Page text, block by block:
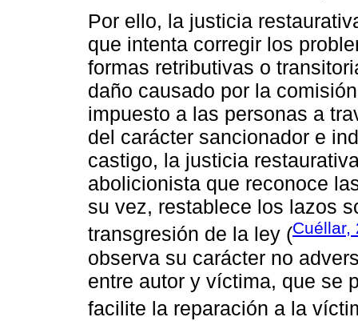
Por ello, la justicia
que intenta corregir los
formas retributivas o
daño causado por la
impuesto a las personas a
del carácter sancionador e
castigo, la justicia
abolicionista que reconoce
su vez, restablece los lazos
transgresión de la ley (Cuéllar,
observa su carácter no
entre autor y víctima, que se
facilite la reparación a la